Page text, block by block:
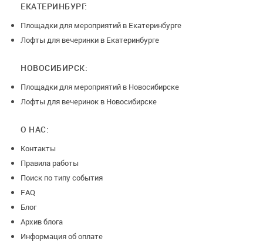
ЕКАТЕРИНБУРГ:
Площадки для мероприятий в Екатеринбурге
Лофты для вечеринки в Екатеринбурге
НОВОСИБИРСК:
Площадки для мероприятий в Новосибирске
Лофты для вечеринок в Новосибирске
О НАС:
Контакты
Правила работы
Поиск по типу события
FAQ
Блог
Архив блога
Информация об оплате